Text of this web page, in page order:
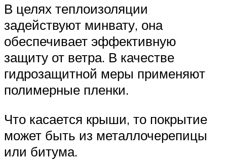
В целях теплоизоляции
задействуют минвату, она
обеспечивает эффективную
защиту от ветра. В качестве
гидрозащитной меры применяют
полимерные пленки.
Что касается крыши, то покрытие
может быть из металлочерепицы
или битума.